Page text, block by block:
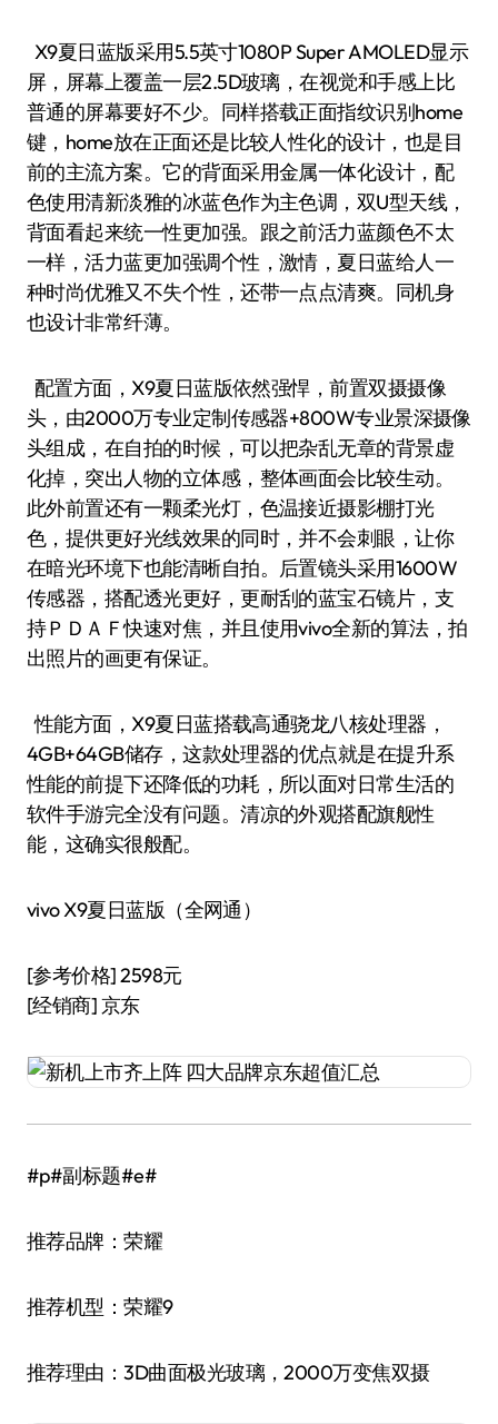
X9夏日蓝版采用5.5英寸1080P Super AMOLED显示
屏，屏幕上覆盖一层2.5D玻璃，在视觉和手感上比
普通的屏幕要好不少。同样搭载正面指纹识别home
键，home放在正面还是比较人性化的设计，也是目
前的主流方案。它的背面采用金属一体化设计，配
色使用清新淡雅的冰蓝色作为主色调，双U型天线，
背面看起来统一性更加强。跟之前活力蓝颜色不太
一样，活力蓝更加强调个性，激情，夏日蓝给人一
种时尚优雅又不失个性，还带一点点清爽。同机身
也设计非常纤薄。
配置方面，X9夏日蓝版依然强悍，前置双摄摄像
头，由2000万专业定制传感器+800W专业景深摄像
头组成，在自拍的时候，可以把杂乱无章的背景虚
化掉，突出人物的立体感，整体画面会比较生动。
此外前置还有一颗柔光灯，色温接近摄影棚打光
色，提供更好光线效果的同时，并不会刺眼，让你
在暗光环境下也能清晰自拍。后置镜头采用1600W
传感器，搭配透光更好，更耐刮的蓝宝石镜片，支
持ＰＤＡＦ快速对焦，并且使用vivo全新的算法，拍
出照片的画更有保证。
性能方面，X9夏日蓝搭载高通骁龙八核处理器，
4GB+64GB储存，这款处理器的优点就是在提升系
性能的前提下还降低的功耗，所以面对日常生活的
软件手游完全没有问题。清凉的外观搭配旗舰性
能，这确实很般配。
vivo X9夏日蓝版（全网通）
[参考价格] 2598元
[经销商] 京东
#p#副标题#e#
推荐品牌：荣耀
推荐机型：荣耀9
推荐理由：3D曲面极光玻璃，2000万变焦双摄